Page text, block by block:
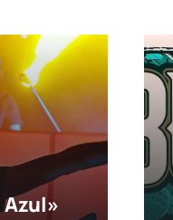
Azul»